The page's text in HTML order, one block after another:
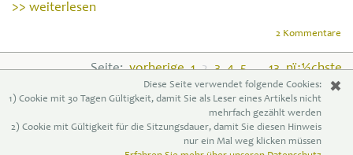
Diese Seite verwendet folgende Cookies:
1) Cookie mit 30 Tagen Gültigkeit, damit Sie als Leser eines Artikels nicht
mehrfach gezählt werden
2) Cookie mit Gültigkeit für die Sitzungsdauer, damit Sie diesen Hinweis
nur ein Mal weg klicken müssen
✖
>> weiterlesen
2 Kommentare
Seite: vorherige 1 2 3 4 5 ... 13 nï¿½chste